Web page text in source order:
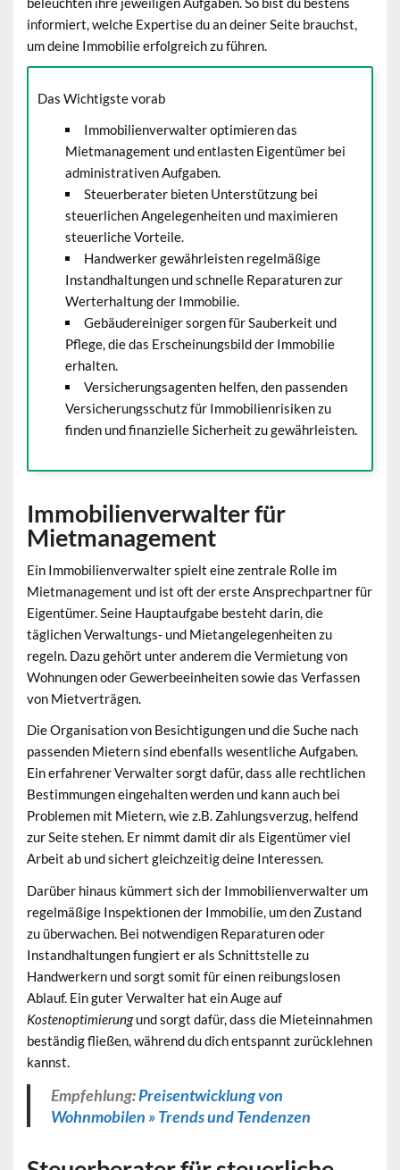
informiert, welche Expertise du an deiner Seite brauchst,
um deine Immobilie erfolgreich zu führen.
Das Wichtigste vorab
Immobilienverwalter optimieren das
Mietmanagement und entlasten Eigentümer bei
administrativen Aufgaben.
Steuerberater bieten Unterstützung bei
steuerlichen Angelegenheiten und maximieren
steuerliche Vorteile.
Handwerker gewährleisten regelmäßige
Instandhaltungen und schnelle Reparaturen zur
Werterhaltung der Immobilie.
Gebäudereiniger sorgen für Sauberkeit und
Pflege, die das Erscheinungsbild der Immobilie
erhalten.
Versicherungsagenten helfen, den passenden
Versicherungsschutz für Immobilienrisiken zu
finden und finanzielle Sicherheit zu gewährleisten.
Immobilienverwalter für
Mietmanagement
Ein Immobilienverwalter spielt eine zentrale Rolle im
Mietmanagement und ist oft der erste Ansprechpartner für
Eigentümer. Seine Hauptaufgabe besteht darin, die
täglichen Verwaltungs- und Mietangelegenheiten zu
regeln. Dazu gehört unter anderem die Vermietung von
Wohnungen oder Gewerbeeinheiten sowie das Verfassen
von Mietverträgen.
Die Organisation von Besichtigungen und die Suche nach
passenden Mietern sind ebenfalls wesentliche Aufgaben.
Ein erfahrener Verwalter sorgt dafür, dass alle rechtlichen
Bestimmungen eingehalten werden und kann auch bei
Problemen mit Mietern, wie z.B. Zahlungsverzug, helfend
zur Seite stehen. Er nimmt damit dir als Eigentümer viel
Arbeit ab und sichert gleichzeitig deine Interessen.
Darüber hinaus kümmert sich der Immobilienverwalter um
regelmäßige Inspektionen der Immobilie, um den Zustand
zu überwachen. Bei notwendigen Reparaturen oder
Instandhaltungen fungiert er als Schnittstelle zu
Handwerkern und sorgt somit für einen reibungslosen
Ablauf. Ein guter Verwalter hat ein Auge auf
Kostenoptimierungund sorgt dafür, dass die Mieteinnahmen
beständig fließen, während du dich entspannt zurücklehnen
kannst.
Empfehlung:Preisentwicklung von
Wohnmobilen » Trends und Tendenzen